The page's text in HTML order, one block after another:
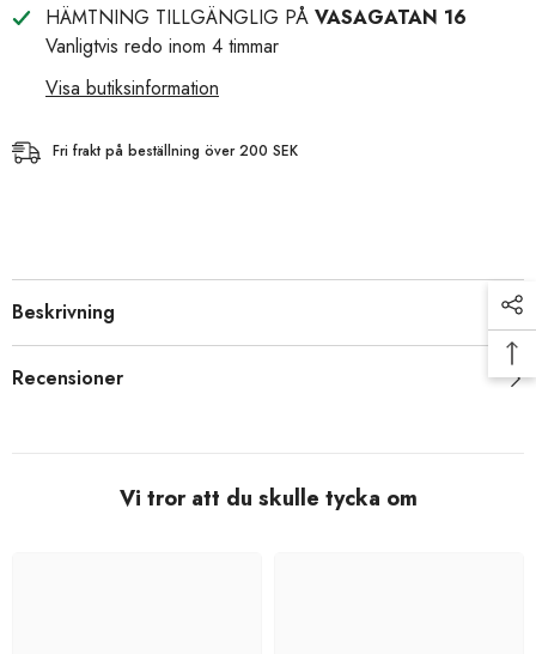
HÄMTNING TILLGÄNGLIG PÅ VASAGATAN 16
Vanligtvis redo inom 4 timmar
Visa butiksinformation
Fri frakt på beställning över 200 SEK
Beskrivning
Recensioner
Vi tror att du skulle tycka om